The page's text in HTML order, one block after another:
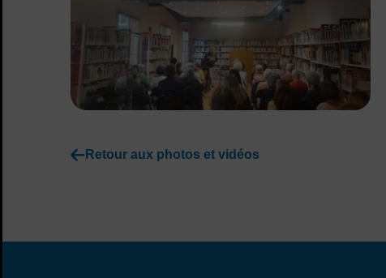
Retour aux photos et vidéos